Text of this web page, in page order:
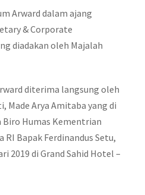
Arward dalam ajang
& Corporate
diadakan oleh Majalah
diterima langsung oleh
Made Arya Amitaba yang di
Humas Kementrian
Bapak Ferdinandus Setu,
2019 di Grand Sahid Hotel –